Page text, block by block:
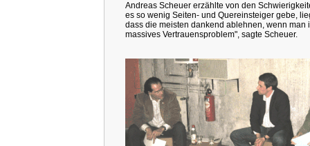
Andreas Scheuer erzählte von den
es so wenig Seiten- und Quereinsteiger gebe,
dass die meisten dankend ablehnen, wenn
massives Vertrauensproblem", sagte Scheuer.